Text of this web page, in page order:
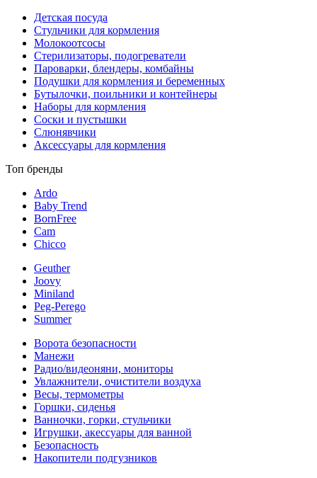
Детская посуда
Стульчики для кормления
Молокоотсосы
Стерилизаторы, подогреватели
Пароварки, блендеры, комбайны
Подушки для кормления и беременных
Бутылочки, поильники и контейнеры
Наборы для кормления
Соски и пустышки
Слюнявчики
Аксессуары для кормления
Топ бренды
Ardo
Baby Trend
BornFree
Cam
Chicco
Geuther
Joovy
Miniland
Peg-Perego
Summer
Ворота безопасности
Манежи
Радио/видеоняни, мониторы
Увлажнители, очистители воздуха
Весы, термометры
Горшки, сиденья
Ванночки, горки, стульчики
Игрушки, акессуары для ванной
Безопасность
Накопители подгузников